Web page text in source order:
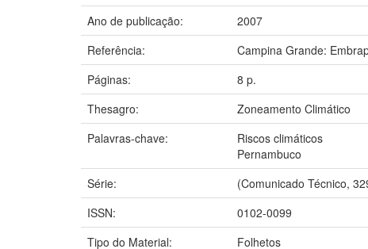
Ano de publicação:
2007
Referência:
Campina Grande:
Páginas:
8 p.
Thesagro:
Zoneamento Climático
Palavras-chave:
Riscos climáticos
Pernambuco
Série:
(Comunicado Técnico,
ISSN:
0102-0099
Tipo do Material:
Folhetos